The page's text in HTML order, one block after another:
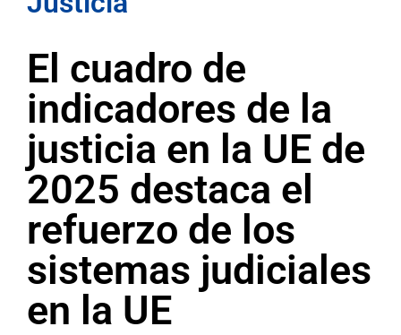
El cuadro de
indicadores de la
justicia en la UE de
2025 destaca el
refuerzo de los
sistemas judiciales
en la UE